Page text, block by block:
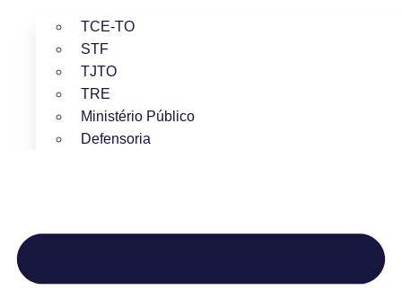
TCE-TO
STF
TJTO
TRE
Ministério Público
Defensoria